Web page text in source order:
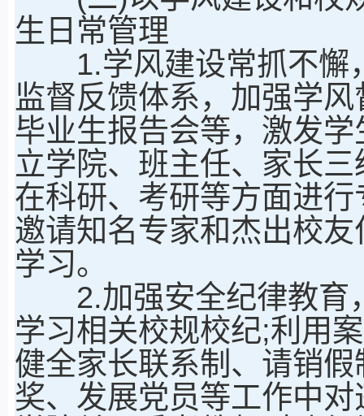
生日常管理
1.学风建设常抓不懈
监督反馈体系，加强学
毕业生报告会等，激发
立学院、班主任、家长
在科研、考研等方面进行
邀请知名专家和杰出校
学习。
2.加强安全纪律教育
学习相关校规校纪;利用
健全家长联系制、请销
奖、发展党员等工作中